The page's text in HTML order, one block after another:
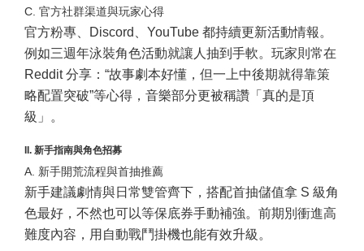
C. 官方社群渠道與玩家心得
官方粉專、Discord、YouTube 都持續更新活動情報。
例如三週年泳裝角色活動就讓人抽到手軟。 玩家則常在
Reddit 分享：“故事劇本好懂，但一上中後期就得靠策
略配置突破”等心得，音樂部分更被稱讚「真的是頂
級」。
II. 新手指南與角色招募
A. 新手開荒流程與首抽推薦
新手建議劇情與日常雙管齊下，搭配首抽儲值拿 S 級角
色最好，不然也可以等保底券手動補強。前期別衝進高
難度內容，用自動戰鬥掛機也能有效升級。